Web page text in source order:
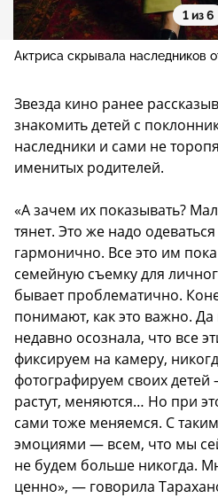
1 из 6
Актриса скрывала наследников
Звезда кино ранее
знакомить детей с
наследники и сами не
именитых родителей.
«А зачем их показывать?
тянет. Это же надо
гармонично. Все это им
семейную съемку для
бывает проблематично.
понимают, как это важно. Да
недавно осознала, что все
фиксируем на камеру,
фотографируем своих
растут, меняются… Но при
сами тоже меняемся. С
эмоциями — всем, что мы
не будем больше никогда.
ценно», — говорила